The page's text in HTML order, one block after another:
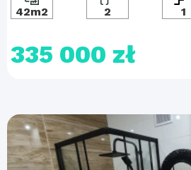
42m2 2 1
335 000 zł